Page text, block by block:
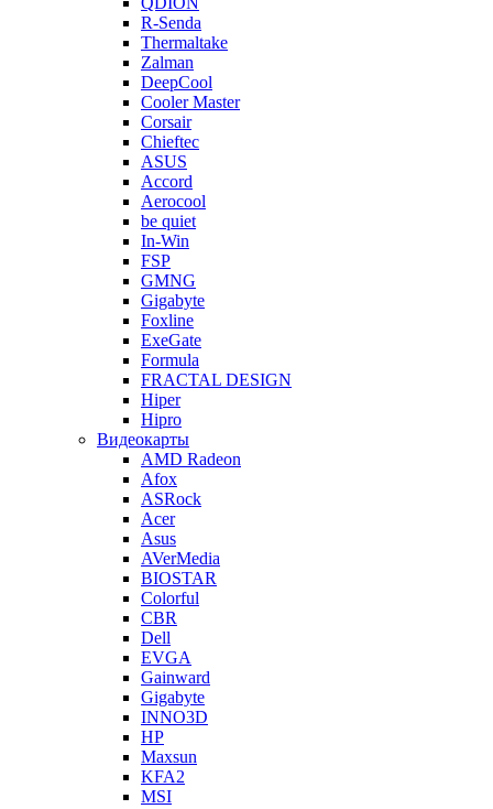
R-Senda
Thermaltake
Zalman
DeepCool
Cooler Master
Corsair
Chieftec
ASUS
Accord
Aerocool
be quiet
In-Win
FSP
GMNG
Gigabyte
Foxline
ExeGate
Formula
FRACTAL DESIGN
Hiper
Hipro
Видеокарты
AMD Radeon
Afox
ASRock
Acer
Asus
AVerMedia
BIOSTAR
Colorful
CBR
Dell
EVGA
Gainward
Gigabyte
INNO3D
HP
Maxsun
KFA2
MSI